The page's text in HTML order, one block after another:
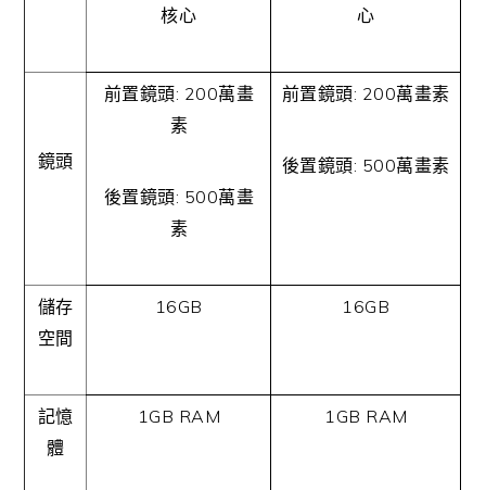
核心
心
鏡頭
前置鏡頭: 200萬畫
素
後置鏡頭: 500萬畫
素
前置鏡頭: 200萬畫素
後置鏡頭: 500萬畫素
儲存
空間
16GB 16GB
記憶
體
1GB RAM 1GB RAM